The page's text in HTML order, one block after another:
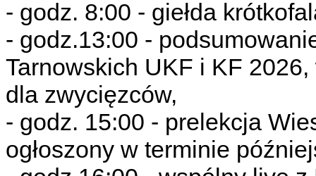
- godz. 8:00 - giełda
- godz.13:00 -
Tarnowskich UKF i KF
dla zwycięzców,
- godz. 15:00 - prelekcja
ogłoszony w terminie